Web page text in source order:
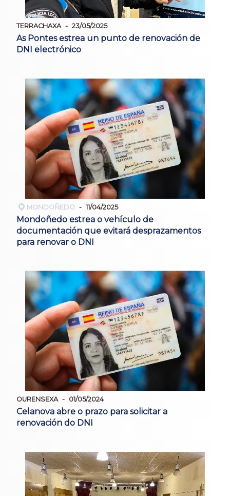
TERRACHAXA 23/05/2025
As Pontes estrea un punto de renovación de
DNI electrónico
MONDOÑEDO 11/04/2025
Mondoñedo estrea o vehículo de
documentación que evitará desprazamentos
para renovar o DNI
OURENSEXA 01/05/2024
Celanova abre o prazo para solicitar a
renovación do DNI